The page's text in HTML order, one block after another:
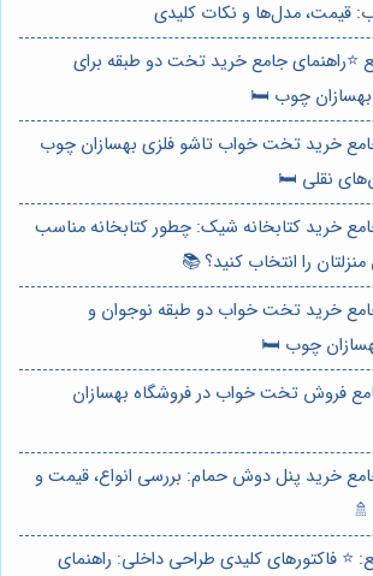
قیمت، مدل‌ها و نکات کلیدی
⭐️راهنمای جامع خرید تخت دو طبقه برای
بهسازان چوب 🛏️
خرید تخت خواب تاشو فلزی بهسازان چوب
نقلی 🛏️
خرید کتابخانه شیک: چطور کتابخانه مناسب
را انتخاب کنید؟ 📚
خرید تخت خواب دو طبقه نوجوان و
چوب 🛏️
فروش تخت خواب در فروشگاه بهسازان
خرید پنل دوش حمام: بررسی انواع، قیمت و
⭐️ فاکتورهای کلیدی طراحی داخلی: راهنمای